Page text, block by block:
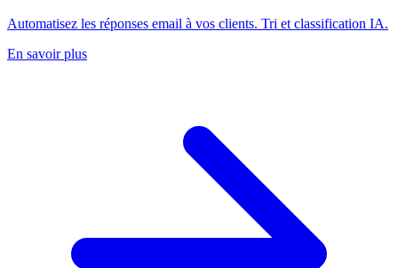
Automatisez les réponses email à vos clients. Tri et classification IA.
En savoir plus